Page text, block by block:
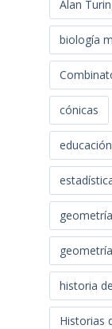
Alan
biología
cónicas
educación
geometría
historia
Historias